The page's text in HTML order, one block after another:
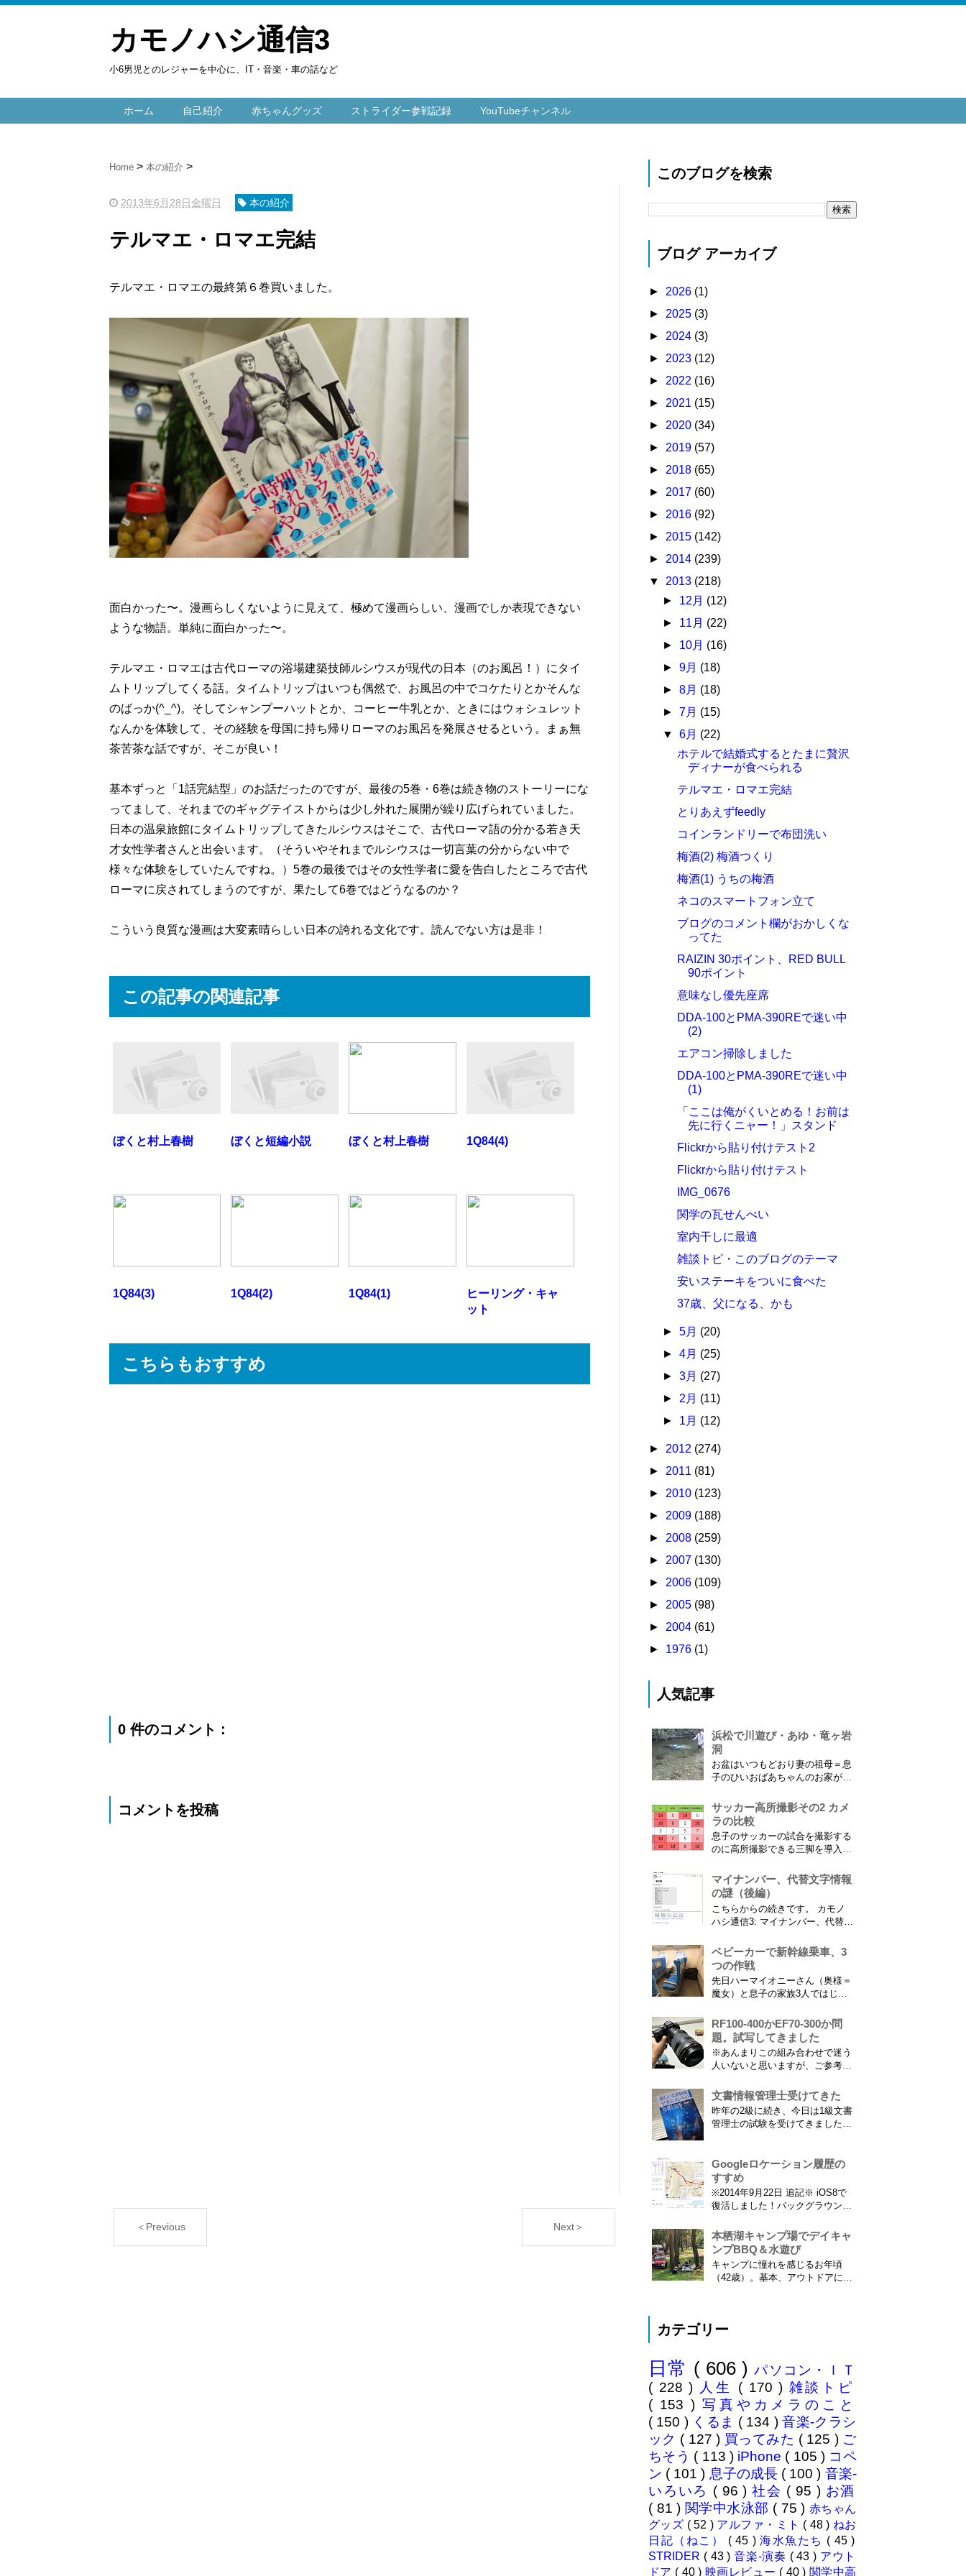
カモノハシ通信3
小6男児とのレジャーを中心に、IT・音楽・車の話など
ホーム 自己紹介 赤ちゃんグッズ ストライダー参戦記録 YouTubeチャンネル
Home 本の紹介
2013年6月28日金曜日 本の紹介
テルマエ・ロマエ完結
テルマエ・ロマエの最終第６巻買いました。
面白かった〜。漫画らしくないように見えて、極めて漫画らしい、漫画でしか表現できない
ような物語。単純に面白かった〜。
テルマエ・ロマエは古代ローマの浴場建築技師ルシウスが現代の日本（のお風呂！）にタイ
ムトリップしてくる話。タイムトリップはいつも偶然で、お風呂の中でコケたりとかそんな
のばっか(^_^)。そしてシャンプーハットとか、コーヒー牛乳とか、ときにはウォシュレット
なんかを体験して、その経験を母国に持ち帰りローマのお風呂を発展させるという。まぁ無
茶苦茶な話ですが、そこが良い！
基本ずっと「1話完結型」のお話だったのですが、最後の5巻・6巻は続き物のストーリーにな
ってまして、それまでのギャグテイストからは少し外れた展開が繰り広げられていました。
日本の温泉旅館にタイムトリップしてきたルシウスはそこで、古代ローマ語の分かる若き天
才女性学者さんと出会います。（そういやそれまでルシウスは一切言葉の分からない中で
様々な体験をしていたんですね。）5巻の最後ではその女性学者に愛を告白したところで古代
ローマに戻されてしまうのですが、果たして6巻ではどうなるのか？
こういう良質な漫画は大変素晴らしい日本の誇れる文化です。読んでない方は是非！
この記事の関連記事
ぼくと村上春樹 ぼくと短編小説 ぼくと村上春樹 1Q84(4)
1Q84(3) 1Q84(2) 1Q84(1)
ヒーリング・キャ
ット
こちらもおすすめ
0 件のコメント :
コメントを投稿
＜Previous Next＞
このブログを検索
ブログ アーカイブ
► 2026 (1)
► 2025 (3)
► 2024 (3)
► 2023 (12)
► 2022 (16)
► 2021 (15)
► 2020 (34)
► 2019 (57)
► 2018 (65)
► 2017 (60)
► 2016 (92)
► 2015 (142)
► 2014 (239)
▼ 2013 (218)
► 12月 (12)
► 11月 (22)
► 10月 (16)
►9月 (18)
►8月 (18)
►7月 (15)
▼6月 (22)
ホテルで結婚式するとたまに贅沢
ディナーが食べられる
テルマエ・ロマエ完結
とりあえずfeedly
コインランドリーで布団洗い
梅酒(2) 梅酒つくり
梅酒(1) うちの梅酒
ネコのスマートフォン立て
ブログのコメント欄がおかしくな
ってた
RAIZIN 30ポイント、RED BULL
90ポイント
意味なし優先座席
DDA-100とPMA-390REで迷い中
(2)
エアコン掃除しました
DDA-100とPMA-390REで迷い中
(1)
「ここは俺がくいとめる！お前は
先に行くニャー！」スタンド
Flickrから貼り付けテスト2
Flickrから貼り付けテスト
IMG_0676
関学の瓦せんべい
室内干しに最適
雑談トピ・このブログのテーマ
安いステーキをついに食べた
37歳、父になる、かも
►5月 (20)
►4月 (25)
►3月 (27)
► 2月 (11)
► 1月 (12)
► 2012 (274)
► 2011 (81)
► 2010 (123)
► 2009 (188)
► 2008 (259)
► 2007 (130)
► 2006 (109)
► 2005 (98)
► 2004 (61)
► 1976 (1)
人気記事
浜松で川遊び・あゆ・竜ヶ岩
洞
お盆はいつもどおり妻の祖母＝息
子のひいおばあちゃんのお家があ
ばあちゃんがご健在なのはとって
もありがたいことです。 5歳vs88
歳 ひいおばあちゃんとの対決！
カモノハシ通信3 神宮寺川で水遊
び、下の方に動画も付けてます
サッカー高所撮影その2 カメ
ラの比較
息子のサッカーの試合を撮影する
のに高所撮影できる三脚を導入し
さからフィールド全体（少年用な
ので大人用の半分の大きさです）
を撮影できればカメラを放置して
の撮影ができますし、選手のポジ
ショニングを俯瞰で見てあとから
問題...
マイナンバー、代替文字情報
の謎（後編）
こちらからの続きです。 カモノ
ハシ通信3: マイナンバー、代替文
供の名前に使える漢字には制限が
あります。たまに使える漢字が増
えたり減ったりしてニュースにな
ってますよね。（2015年１月には
「巫」の字が人名漢字に追加され
ベビーカーで新幹線乗車、3
つの作戦
先日ハーマイオニーさん（奥様＝
魔女）と息子の家族3人ではじめ
た。息子はまだ8ヶ月なので基本
ヒザの上なのですが、問題はベビ
ーカーをどうするか。色々事前に
調べたことと、実際に乗ってわか
ったことをご報告いたします！ ※
ので...
RF100-400かEF70-300か問
題。試写してきました
※あんまりこの組み合わせで迷う
人いないと思いますが、ご参考に
とにご注意ください。 息子がサ
ッカーを始めたことで望遠レンズ
をつけての撮影機会がまた増えて
きました。使っているのは EF70-
文書情報管理士受けてきた
昨年の2級に続き、今日は1級文書
管理士の試験を受けてきました。
かしい…。 ※後日追記※ 無事合
格してました。しかも成績が上位
3名以内？とかで表彰してもらい
ました\( ˆoˆ )/ 文書の取り扱いや
Googleロケーション履歴の
すすめ
※2014年9月22日 追記※ iOS8で
復活しました！バックグラウンド
iPhone 6 Plusで確認しました。
カモノハシ通信3: Googleロケー
ション履歴がiOS8で復活！
※2013年11月8日 追記※ 残念な
こ...
本栖湖キャンプ場でデイキャ
ンプBBQ＆水遊び
キャンプに憧れを感じるお年頃
（42歳）。基本、アウトドアには
プからはじめてみることに。ハー
ってきました、場所は 本栖湖キ
ャンプ場 ...
カテゴリー
日常 ( 606 )パソコン・ＩＴ
( 228 ) 人生 ( 170 ) 雑談トピ
( 153 ) 写真やカメラのこと
( 150 ) くるま ( 134 )音楽-クラシ
ック ( 127 ) 買ってみた ( 125 ) ご
ちそう ( 113 ) iPhone ( 105 ) コペ
ン ( 101 ) 息子の成長 ( 100 ) 音楽-
いろいろ ( 96 )社会 ( 95 ) お酒
( 81 ) 関学中水泳部 ( 75 ) 赤ちゃん
グッズ ( 52 ) アルファ・ミト ( 48 ) ねお
日記（ねこ） ( 45 ) 海水魚たち ( 45 )
STRIDER ( 43 )音楽-演奏 ( 43 ) アウト
ドア ( 40 ) 映画レビュー ( 40 ) 関学中高